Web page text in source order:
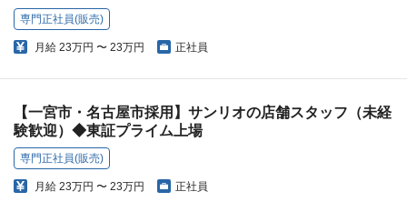
専門正社員(販売)
月給 23万円 〜 23万円 正社員
【一宮市・名古屋市採用】サンリオの店舗スタッフ（未経
験歓迎）◆東証プライム上場
専門正社員(販売)
月給 23万円 〜 23万円 正社員